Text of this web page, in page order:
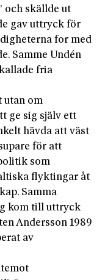
och skällde ut
gav uttryck för
for med
Samme Undén
fria
utan om
ge sig själv ett
hävda att väst
för att
som
flyktingar åt
Samma
kom till uttryck
Andersson 1989
av